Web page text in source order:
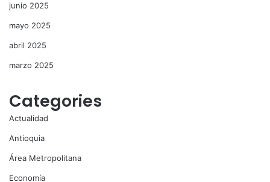
junio 2025
mayo 2025
abril 2025
marzo 2025
Categories
Actualidad
Antioquia
Área Metropolitana
Economía